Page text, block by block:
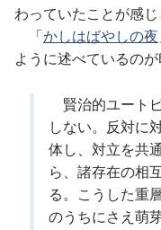
わっていたことが感じ
「 かしはばやしの夜
ように述べているのが
賢治的ユート
しない。反対に
体し、対立を共
ら、諸存在の相
る。こうした重
のうちにさえ萌